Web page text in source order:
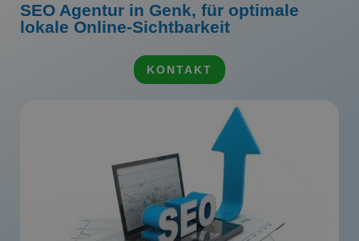
SEO Agentur in Genk, für optimale
lokale Online-Sichtbarkeit
KONTAKT